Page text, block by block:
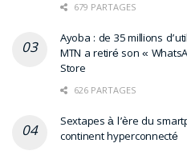
679 PARTAGES
Ayoba : de 35 millions
MTN a retiré son «
Store
626 PARTAGES
Sextapes à l’ère du
continent hyperconnecté